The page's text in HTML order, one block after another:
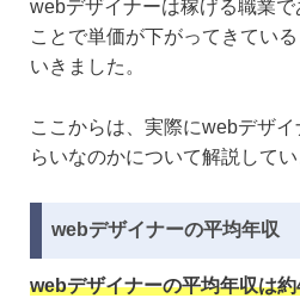
webデザイナーは稼げる職業
ことで単価が下がってきてい
いきました。
ここからは、実際にwebデザイ
らいなのかについて解説してい
webデザイナーの平均年収
webデザイナーの平均年収は